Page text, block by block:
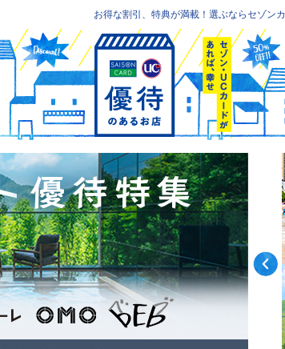
お得な割引、特典が満載！選ぶならセゾン